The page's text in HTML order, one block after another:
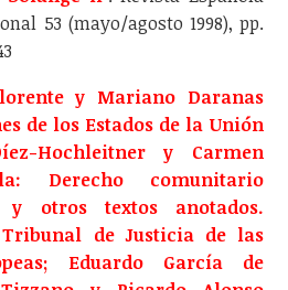
53 (mayo/agosto 1998), pp.
y Mariano Daranas
de los Estados de la Unión
Hochleitner y Carmen
Derecho comunitario
y otros textos anotados.
de Justicia de las
Eduardo García de